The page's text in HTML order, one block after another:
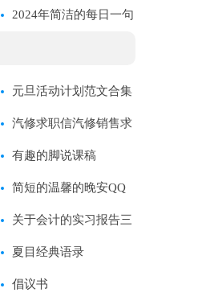
问候语21条
2024年简洁的每日一句
元旦活动计划范文合集
九篇汽修求职信汽修销售求
职信有趣的脚说课稿
简短的温馨的晚安QQ
问候语锦集36条
关于会计的实习报告三
篇 夏目经典语录
倡议书